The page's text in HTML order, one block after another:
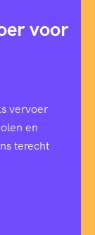
voor
vervoer
en
terecht